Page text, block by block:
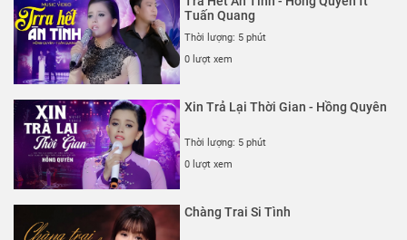
Tuấn Quang
Thời lượng: 5 phút
0 lượt xem
Xin Trả Lại Thời Gian - Hồng Quyên
Thời lượng: 5 phút
0 lượt xem
Chàng Trai Si Tình